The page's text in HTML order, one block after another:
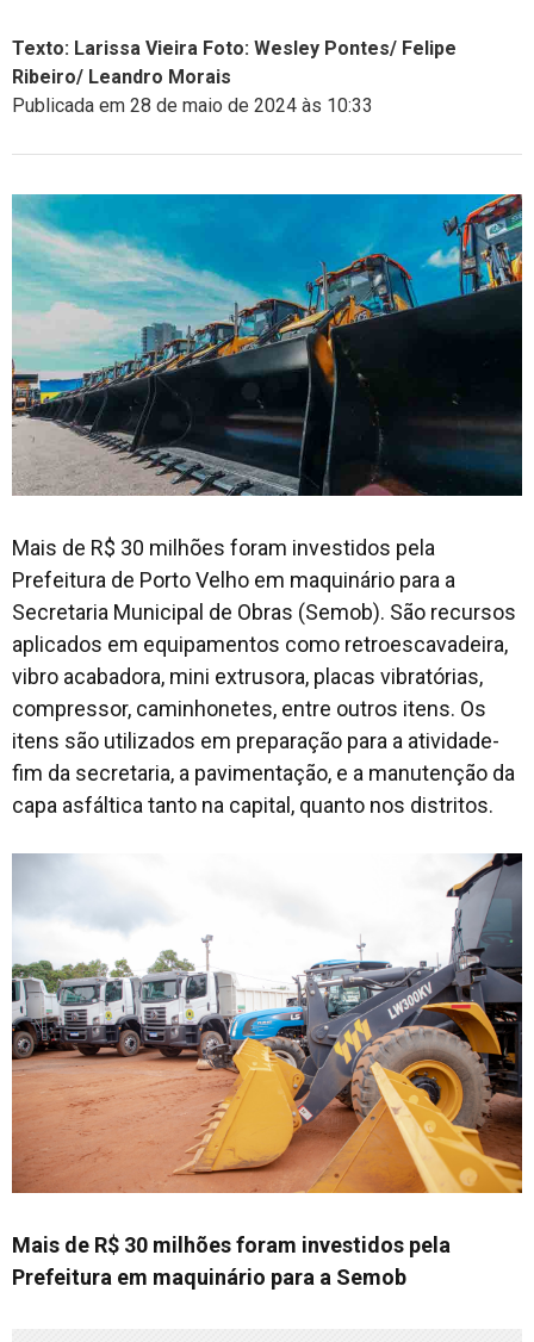
Texto: Larissa Vieira Foto: Wesley Pontes/ Felipe
Ribeiro/ Leandro Morais
Publicada em 28 de maio de 2024 às 10:33
Mais de R$ 30 milhões foram investidos pela
Prefeitura de Porto Velho em maquinário para a
Secretaria Municipal de Obras (Semob). São recursos
aplicados em equipamentos como retroescavadeira,
vibro acabadora, mini extrusora, placas vibratórias,
compressor, caminhonetes, entre outros itens. Os
itens são utilizados em preparação para a atividade-
fim da secretaria, a pavimentação, e a manutenção da
capa asfáltica tanto na capital, quanto nos distritos.
Mais de R$ 30 milhões foram investidos pela
Prefeitura em maquinário para a Semob